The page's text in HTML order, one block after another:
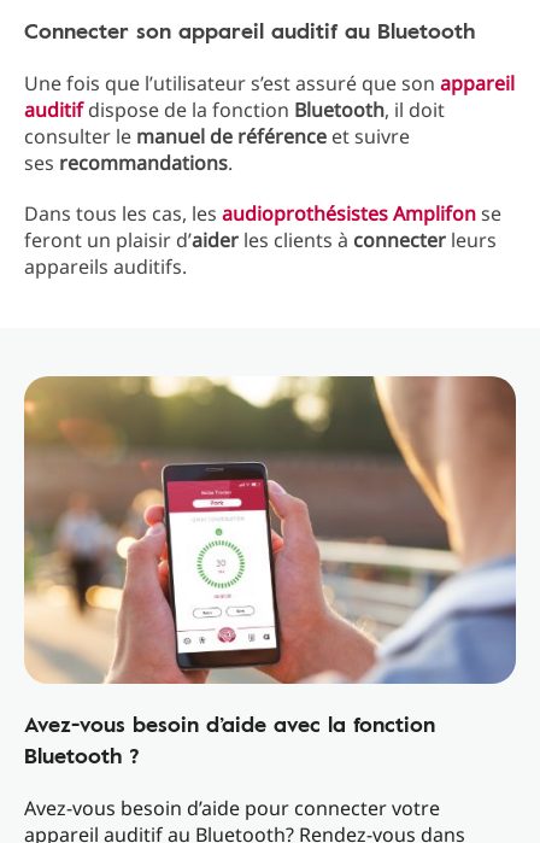
Connecter son appareil auditif au Bluetooth
Une fois que l’utilisateur s’est assuré que son appareil
auditifdispose de la fonction Bluetooth, il doit
consulter le manuel de référence et suivre
ses recommandations.
Dans tous les cas, les audioprothésistes Amplifonse
feront un plaisir d’aider les clients à connecter leurs
appareils auditifs.
Avez-vous besoin d’aide avec la fonction
Bluetooth ?
Avez-vous besoin d’aide pour connecter votre
appareil auditif au Bluetooth? Rendez-vous dans